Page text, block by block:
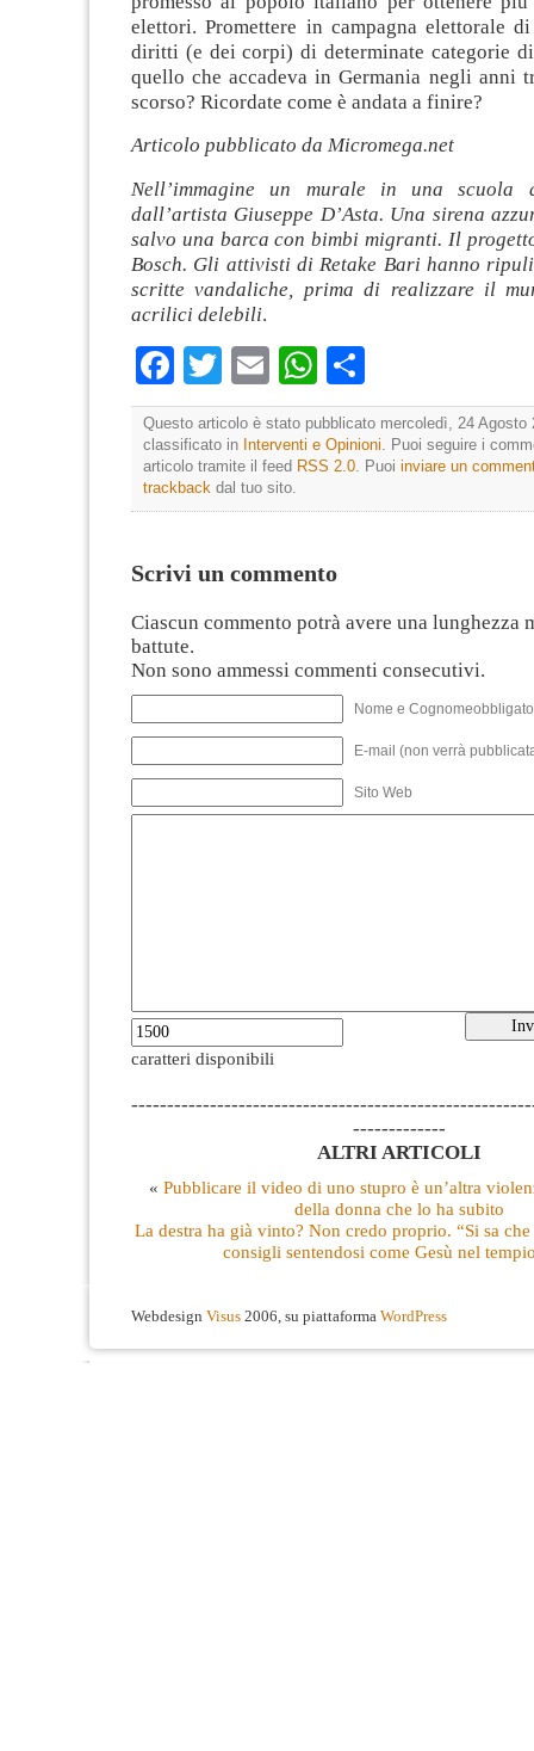
elettori. Promettere in campagna elettorale
diritti (e dei corpi) di determinate categorie
quello che accadeva in Germania negli anni
scorso? Ricordate come è andata a finire?
Articolo pubblicato da Micromega.net
Nell’immagine un murale in una
dall’artista Giuseppe D’Asta. Una sirena
salvo una barca con bimbi migranti. Il
Bosch. Gli attivisti di Retake Bari hanno
scritte vandaliche, prima di realizzare il
acrilici delebili.
Facebook
TwitterEmailWhatsApp
Questo articolo è stato pubblicato mercoledì, 24 Agosto
classificato in Interventi e Opinioni . Puoi seguire i
articolo tramite il feed RSS 2.0 . Puoi inviare un
trackback dal tuo sito.
Scrivi un commento
Ciascun commento potrà avere una lunghezza
battute.
Non sono ammessi commenti consecutivi.
Nome e
E-mail (non verrà
Sito Web
caratteri disponibili
-------------
ALTRI ARTICOLI
« Pubblicare il video di uno stupro è un’altra
della donna che lo ha subito
La destra ha già vinto? Non credo proprio. “Si sa
consigli sentendosi come Gesù nel
Webdesign Visus 2006, su piattaforma WordPress